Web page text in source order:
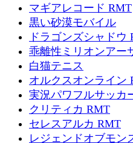
マギアレコード RMT
黒い砂漠モバイル
ドラゴンズシャドウ
乖離性ミリオンアー
白猫テニス
オルクスオンライン
実況パワフルサッカ
クリティカ RMT
セレスアルカ RMT
レジェンドオブモン